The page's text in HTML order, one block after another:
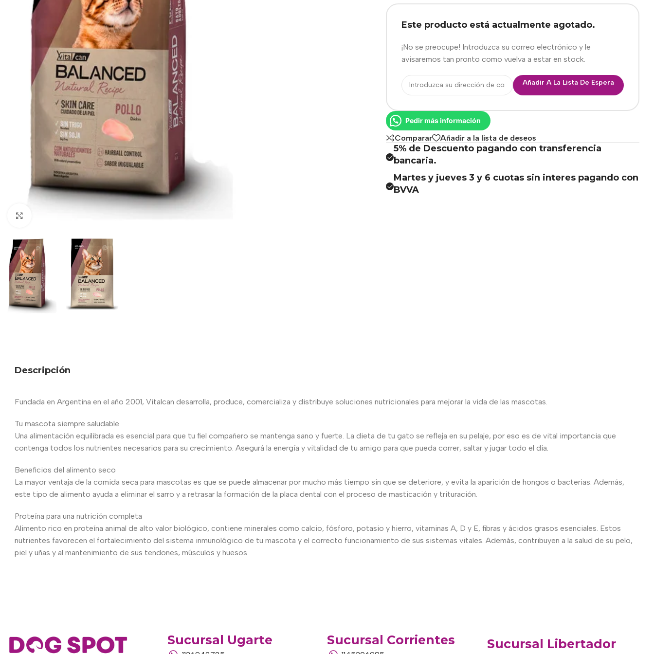
Este producto está actualmente agotado.
¡No se preocupe! Introduzca su correo electrónico y le
avisaremos tan pronto como vuelva a estar en stock.
Añadir A La Lista De Espera
Pedir más información
Comparar Añadir a la lista de deseos
5% de Descuento pagando con transferencia
bancaria.
Martes y jueves 3 y 6 cuotas sin interes pagando con
BVVA
Descripción
Fundada en Argentina en el año 2001, Vitalcan desarrolla, produce, comercializa y distribuye soluciones nutricionales para mejorar la vida de las mascotas.
Tu mascota siempre saludable
Una alimentación equilibrada es esencial para que tu fiel compañero se mantenga sano y fuerte. La dieta de tu gato se refleja en su pelaje, por eso es de vital importancia que
contenga todos los nutrientes necesarios para su crecimiento. Asegurá la energía y vitalidad de tu amigo para que pueda correr, saltar y jugar todo el día.
Beneficios del alimento seco
La mayor ventaja de la comida seca para mascotas es que se puede almacenar por mucho más tiempo sin que se deteriore, y evita la aparición de hongos o bacterias. Además,
este tipo de alimento ayuda a eliminar el sarro y a retrasar la formación de la placa dental con el proceso de masticación y trituración.
Proteína para una nutrición completa
Alimento rico en proteína animal de alto valor biológico, contiene minerales como calcio, fósforo, potasio y hierro, vitaminas A, D y E, fibras y ácidos grasos esenciales. Estos
nutrientes favorecen el fortalecimiento del sistema inmunológico de tu mascota y el correcto funcionamiento de sus sistemas vitales. Además, contribuyen a la salud de su pelo,
piel y uñas y al mantenimiento de sus tendones, músculos y huesos.
Sucursal Ugarte Sucursal Corrientes Sucursal Libertador